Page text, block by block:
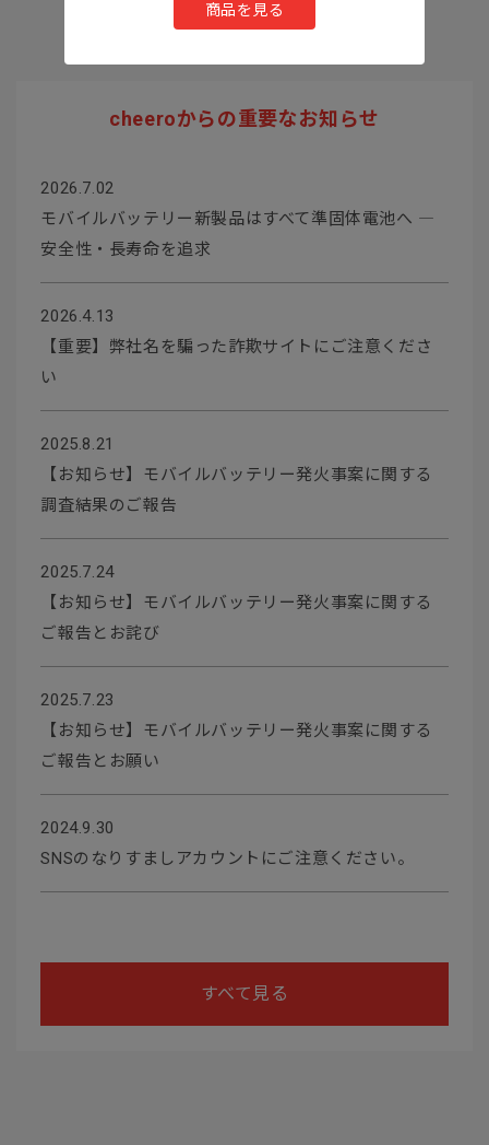
商品を見る
cheeroからの重要なお知らせ
2026.7.02
モバイルバッテリー新製品はすべて準固体電池へ ―
安全性・長寿命を追求
2026.4.13
【重要】弊社名を騙った詐欺サイトにご注意くださ
い
2025.8.21
【お知らせ】モバイルバッテリー発火事案に関する
調査結果のご報告
2025.7.24
【お知らせ】モバイルバッテリー発火事案に関する
ご報告とお詫び
2025.7.23
【お知らせ】モバイルバッテリー発火事案に関する
ご報告とお願い
2024.9.30
SNSのなりすましアカウントにご注意ください。
すべて見る